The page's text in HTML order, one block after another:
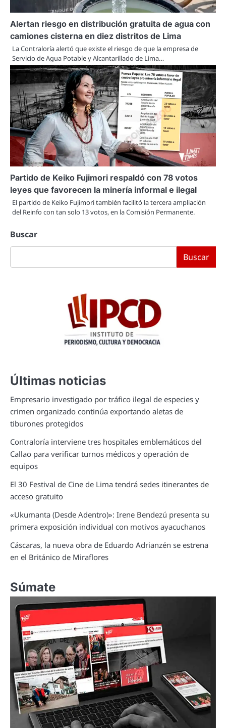
Alertan riesgo en distribución gratuita de agua con
camiones cisterna en diez distritos de Lima
La Contraloría alertó que existe el riesgo de que la empresa de
Servicio de Agua Potable y Alcantarillado de Lima…
Partido de Keiko Fujimori respaldó con 78 votos
leyes que favorecen la minería informal e ilegal
El partido de Keiko Fujimori también facilitó la tercera ampliación
del Reinfo con tan solo 13 votos, en la Comisión Permanente.
Buscar
Buscar
Últimas noticias
Empresario investigado por tráfico ilegal de especies y
crimen organizado continúa exportando aletas de
tiburones protegidos
Contraloría interviene tres hospitales emblemáticos del
Callao para verificar turnos médicos y operación de
equipos
El 30 Festival de Cine de Lima tendrá sedes itinerantes de
acceso gratuito
«Ukumanta (Desde Adentro)»: Irene Bendezú presenta su
primera exposición individual con motivos ayacuchanos
Cáscaras, la nueva obra de Eduardo Adrianzén se estrena
en el Británico de Miraflores
Súmate